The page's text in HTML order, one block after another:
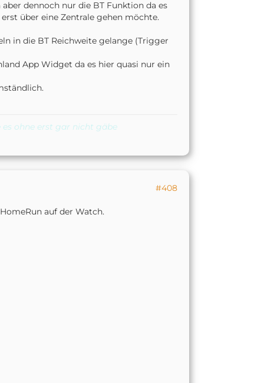
dennoch nur die BT Funktion da es
über eine Zentrale gehen möchte.
in die BT Reichweite gelange (Trigger
App Widget da es hier quasi nur ein
ohne erst gar nicht gäbe
#408
auf der Watch.